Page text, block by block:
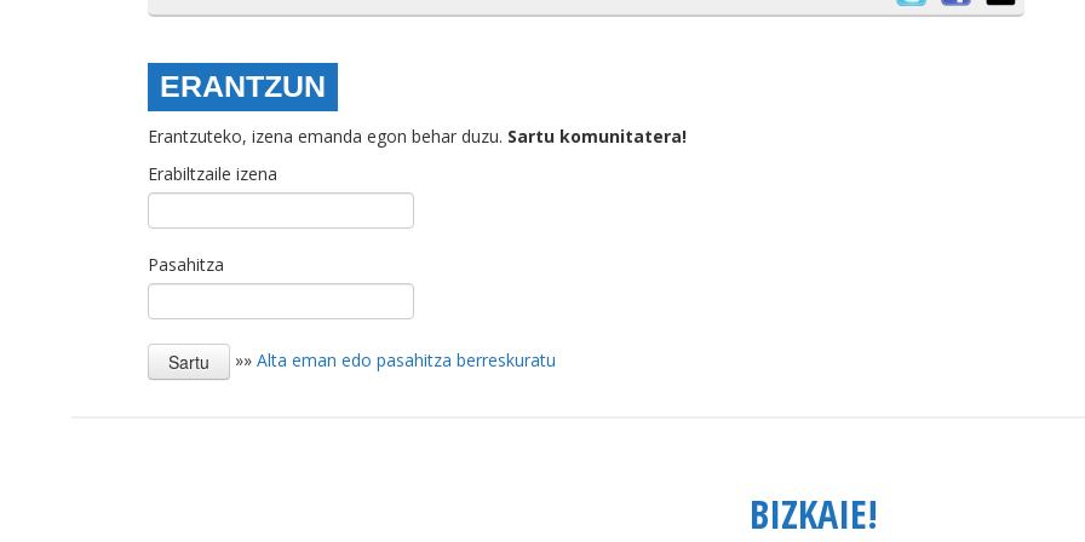
ERANTZUN
Erantzuteko, izena emanda egon behar duzu. Sartu komunitatera!
Erabiltzaile izena
Pasahitza
»» Alta eman edo pasahitza berreskuratu
BIZKAIE!